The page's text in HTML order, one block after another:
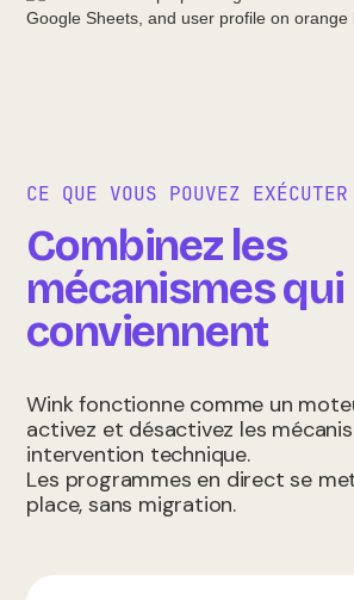
CE QUE VOUS POUVEZ EXÉCUTER
Combinez les
mécanismes qui
conviennent
Wink fonctionne comme un
activez et désactivez les
intervention technique.
Les programmes en direct se
place, sans migration.